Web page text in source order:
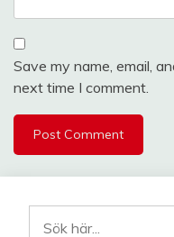
Save my name, email,
next time I comment.